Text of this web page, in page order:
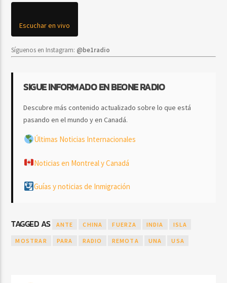
Escuchar en vivo
Síguenos en Instagram: @be1radio
SIGUE INFORMADO EN BEONE RADIO
Descubre más contenido actualizado sobre lo que está
pasando en el mundo y en Canadá.
Últimas Noticias Internacionales
Noticias en Montreal y Canadá
Guías y noticias de Inmigración
TAGGED AS ANTE CHINA FUERZA INDIA ISLA
MOSTRAR PARA RADIO REMOTA UNA USA